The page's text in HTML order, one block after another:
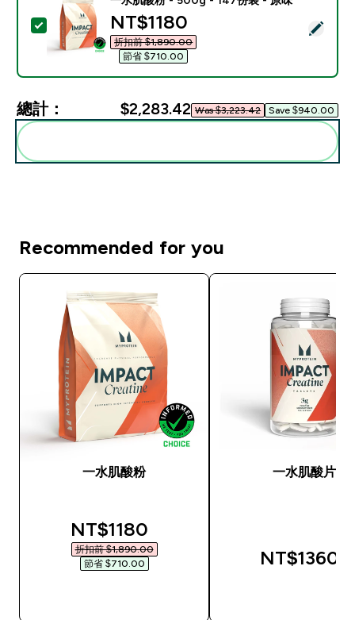
選取此商品 - 一水肌酸粉 - 500g - 147份装 - 原味
discounted price
NT$1180‎
折扣前 $1,890.00‎
節省 $710.00‎
總計： $2,283.42‎ Was $3,223.42‎ Save $940.00‎
Recommended for you
一水肌酸粉
discounted price
NT$1180‎
折扣前 $1,890.00‎
節省 $710.00‎
一水肌酸片
NT$1360‎